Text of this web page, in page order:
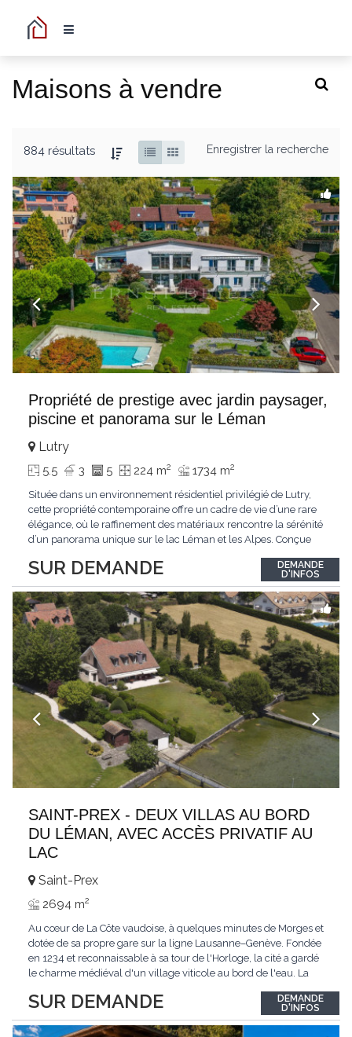
Maisons à vendre
884 résultats Enregistrer la recherche
Propriété de prestige avec jardin paysager,
piscine et panorama sur le Léman
SUR DEMANDE
Lutry
5.5 3 5 224 m2 1734 m2
Située dans un environnement résidentiel privilégié de Lutry,
cette propriété contemporaine offre un cadre de vie d’une rare
élégance, où le raffinement des matériaux rencontre la sérénité
d’un panorama unique sur le lac Léman et les Alpes. Conçue
distingue par ses espaces généreux et son atmosphère
résolument harmonieuse. Caractéristiques...
DEMANDE
D'INFOS
SAINT-PREX - DEUX VILLAS AU BORD
DU LÉMAN, AVEC ACCÈS PRIVATIF AU
LAC
SUR DEMANDE
Saint-Prex
2694 m2
Au cœur de La Côte vaudoise, à quelques minutes de Morges et
dotée de sa propre gare sur la ligne Lausanne–Genève. Fondée
en 1234 et reconnaissable à sa tour de l'Horloge, la cité a gardé
le charme médiéval d'un village viticole au bord de l'eau. La
immédiate des villes. Dans cet environnement privilégié, une
propriété...
DEMANDE
D'INFOS